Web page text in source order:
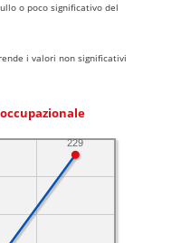
o poco significativo del
i valori non significativi
229